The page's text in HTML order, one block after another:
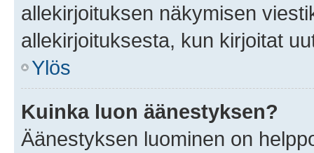
allekirjoituksen näkymisen
allekirjoituksesta, kun kirjoitat
Ylös
Kuinka luon äänestyksen?
Äänestyksen luominen on